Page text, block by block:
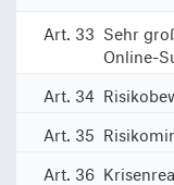
Art. 33 Sehr
Online-
Art. 34
Art. 35
Art. 36